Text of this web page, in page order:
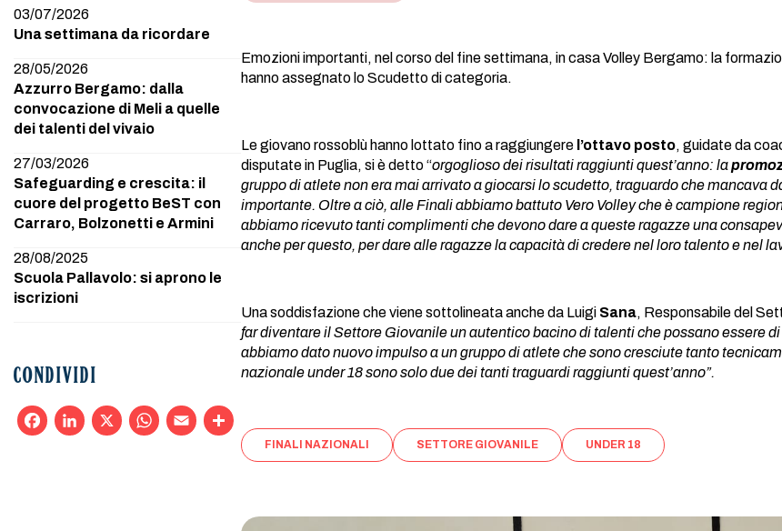
03/07/2026
Una settimana da ricordare
28/05/2026
Azzurro Bergamo: dalla
convocazione di Meli a quelle
dei talenti del vivaio
27/03/2026
Safeguarding e crescita: il
cuore del progetto BeST con
Carraro, Bolzonetti e Armini
28/08/2025
Scuola Pallavolo: si aprono le
iscrizioni
CONDIVIDI
Condividi
Emozioni importanti, nel corso del fine settimana, in casa Volley Bergamo: la
hanno assegnato lo Scudetto di categoria.
Le giovano rossoblù hanno lottato fino a raggiungere l’ottavo posto, guidate da
disputate in Puglia, si è detto “orgoglioso dei risultati raggiunti quest’anno: la
gruppo di atlete non era mai arrivato a giocarsi lo scudetto, traguardo che mancava
importante. Oltre a ciò, alle Finali abbiamo battuto Vero Volley che è campione
abbiamo ricevuto tanti complimenti che devono dare a queste ragazze una
anche per questo, per dare alle ragazze la capacità di credere nel loro talento e nel
Una soddisfazione che viene sottolineata anche da Luigi Sana, Responsabile del
far diventare il Settore Giovanile un autentico bacino di talenti che possano essere
abbiamo dato nuovo impulso a un gruppo di atlete che sono cresciute tanto
nazionale under 18 sono solo due dei tanti traguardi raggiunti quest’anno”.
FINALI NAZIONALI SETTORE GIOVANILE UNDER 18